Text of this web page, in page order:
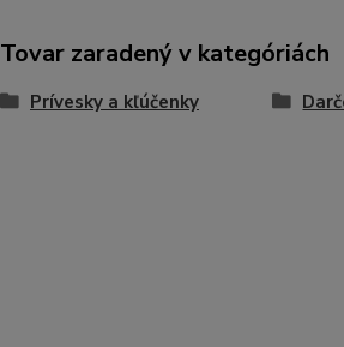
Tovar zaradený v kategóriách
Prívesky a kľúčenky